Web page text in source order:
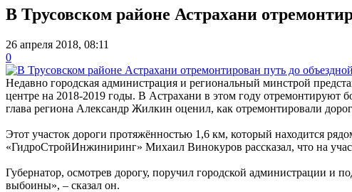
В Трусовском районе Астрахани
26 апреля 2018, 08:11
0
Недавно городская администрация и региональный минстрой
центре на 2018-2019 годы. В Астрахани в этом году отремонтируют
глава региона Александр Жилкин оценил, как отремонтировали
Этот участок дороги протяжённостью 1,6 км, который находится
«ГидроСтройИнжиниринг» Михаил Винокуров рассказал, что на
Губернатор, осмотрев дорогу, поручил городской администрации и
выбоины», – сказал он.